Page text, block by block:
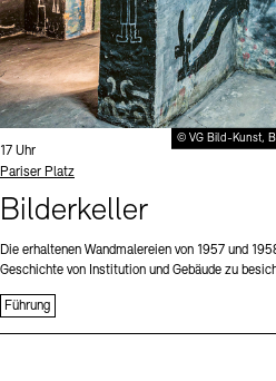
© VG Bild-Kunst,
Uhrzeit:
17 Uhr
Standort
Pariser Platz
Bilderkeller
Die erhaltenen Wandmalereien von 1957 und
Geschichte von Institution und Gebäude zu
Führung